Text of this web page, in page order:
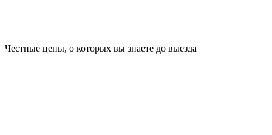
Честные цены, о которых вы знаете до выезда